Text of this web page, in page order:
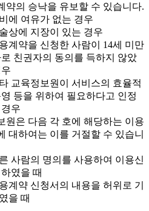
약의 승낙을 유보할 수 있습니다.
에 여유가 없는 경우
상에 지장이 있는 경우
계약을 신청한 사람이 14세 미만
친권자의 동의를 득하지 않았
교육정보원이 서비스의 효율적
등을 위하여 필요하다고 인정
우
은 다음 각 호에 해당하는 이용
대하여는 이를 거절할 수 있습니
사람의 명의를 사용하여 이용신
였을 때
계약 신청서의 내용을 허위로 기
을 때